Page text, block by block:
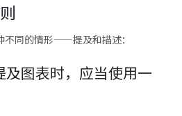
不同的情形——提及和描述：
及图表时，应当使用一